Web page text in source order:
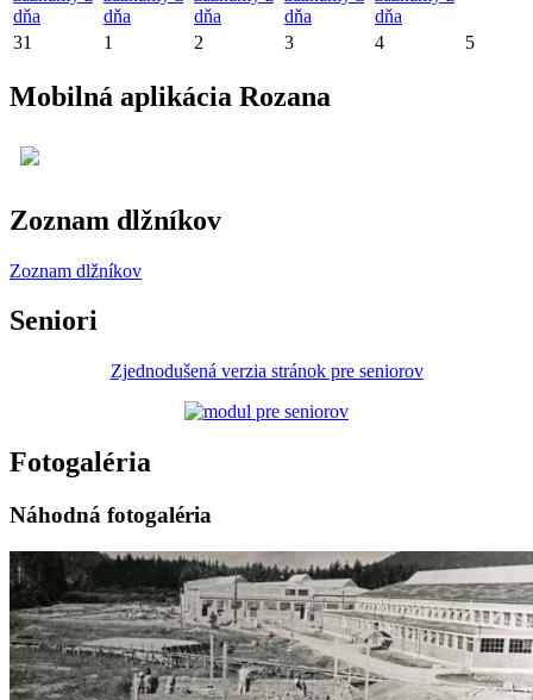
dňa
dňa
dňa
dňa
dňa
31 1 2 3 4 5
Mobilná aplikácia Rozana
Zoznam dlžníkov
Zoznam dlžníkov
Seniori
Zjednodušená verzia stránok pre seniorov
Fotogaléria
Náhodná fotogaléria